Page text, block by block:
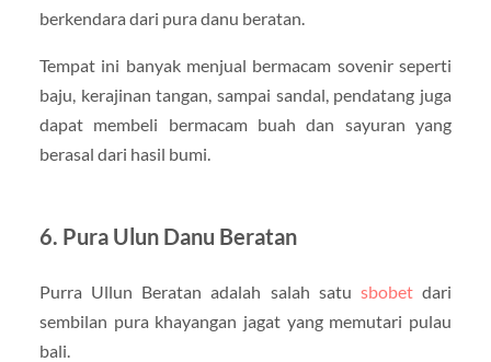
berkendara dari pura danu beratan.
Tempat ini banyak menjual bermacam sovenir seperti
baju, kerajinan tangan, sampai sandal, pendatang juga
dapat membeli bermacam buah dan sayuran yang
berasal dari hasil bumi.
6. Pura Ulun Danu Beratan
Purra Ullun Beratan adalah salah satu sbobetdari
sembilan pura khayangan jagat yang memutari pulau
bali.